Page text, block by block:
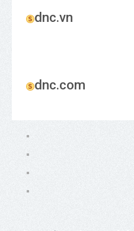
dnc.vn
dnc.com